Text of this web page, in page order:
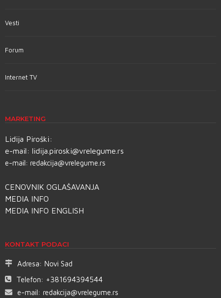
Vesti
Forum
Internet TV
MARKETING
Lidija Piroški:
e-mail: lidija.piroski@vrelegume.rs
e-mail: redakcija@vrelegume.rs
CENOVNIK OGLAŠAVANJA
MEDIA INFO
MEDIA INFO ENGLISH
KONTAKT PODACI
Adresa: Novi Sad
Telefon: +381694394544
e-mail: redakcija@vrelegume.rs